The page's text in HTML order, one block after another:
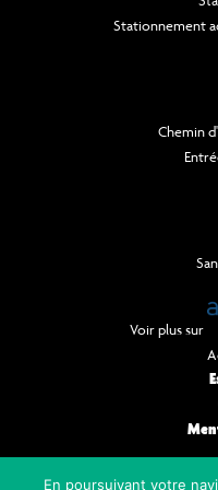
Stationnement
Chemin
Voir plus sur
En poursuivant votre